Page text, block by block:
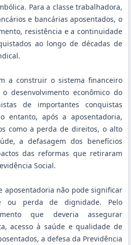
Para a classe trabalhadora,
e bancárias aposentados, o
resistência e a continuidade
ao longo de décadas de
a construir o sistema financeiro
desenvolvimento econômico do
de importantes conquistas
entanto, após a aposentadoria,
como a perda de direitos, o alto
a defasagem dos benefícios
das reformas que retiraram
Social.
aposentadoria não pode significar
ou perda de dignidade. Pelo
que deveria assegurar
acesso à saúde e qualidade de
a defesa da Previdência